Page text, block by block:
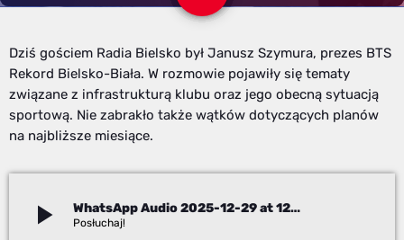
Dziś gościem Radia Bielsko był Janusz Szymura, prezes BTS
Rekord Bielsko-Biała. W rozmowie pojawiły się tematy
związane z infrastrukturą klubu oraz jego obecną sytuacją
sportową. Nie zabrakło także wątków dotyczących planów
na najbliższe miesiące.
play_arrow WhatsApp Audio 2025-12-29 at 12.21.50